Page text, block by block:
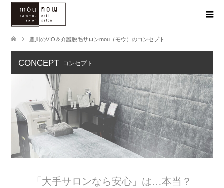
豊川のVIO＆介護脱毛サロンmou（モウ）のコンセプト
CONCEPT コンセプト
「大手サロンなら安心」は…本当？